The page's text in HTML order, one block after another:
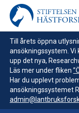
Hoppa till innehåll
Till årets öppna
ansökningssystem. Vi
upp det nya,
Läs mer under fliken
Har du upplevt
ansökningssystemet